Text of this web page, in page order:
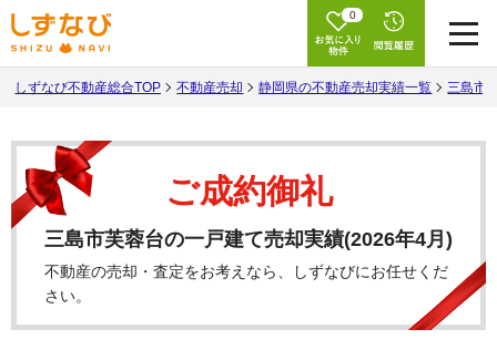
0
しずなび不動産総合TOP 不動産売却 静岡県の不動産売却実績一覧 三島市
ご成約御礼
三島市芙蓉台の一戸建て売却実績(2026年4月)
不動産の売却・査定をお考えなら、しずなびにお任せくだ
さい。